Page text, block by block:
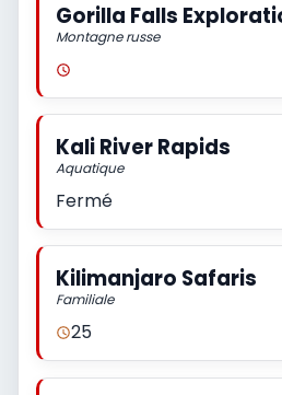
Gorilla Falls
Montagne russe
Kali River Rapids
Aquatique
Fermé
Kilimanjaro Safaris
Familiale
25